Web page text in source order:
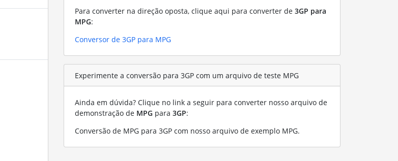
Para converter na direção oposta, clique aqui para converter de 3GP para
MPG:
Conversor de 3GP para MPG
Experimente a conversão para 3GP com um arquivo de teste MPG
Ainda em dúvida? Clique no link a seguir para converter nosso arquivo de
demonstração de MPG para 3GP:
Conversão de MPG para 3GP com nosso arquivo de exemplo MPG.